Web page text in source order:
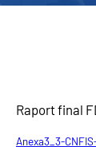
Raport final
Anexa3_3-